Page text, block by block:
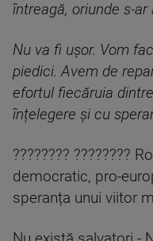
întreagă, oriunde s-ar
Nu va fi ușor. Vom
piedici. Avem de
efortul fiecăruia
înțelegere și cu
???????? ????????
democratic, pro-
speranța unui viitor